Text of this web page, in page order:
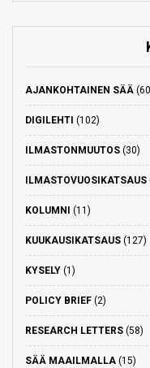
AJANKOHTAINEN SÄÄ
DIGILEHTI (102)
ILMASTONMUUTOS (30)
ILMASTOVUOSIKATSAUS
KOLUMNI (11)
KUUKAUSIKATSAUS (127)
KYSELY (1)
POLICY BRIEF (2)
RESEARCH LETTERS (58)
SÄÄ MAAILMALLA (15)